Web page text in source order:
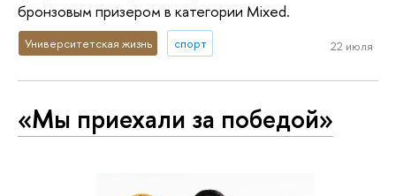
бронзовым призером в категории Mixed.
Университетская жизнь спорт 22 июля
«Мы приехали за победой»